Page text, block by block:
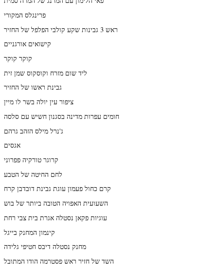
פרינגלס המקורי
ראש 3 גבינות שקע קולבי הפלפל של החזיר
קישואים אורגניים
קוקר קוקר
ליד שום מזרח וקוסקוס שמן זית
גבינת ראשו של החזיר
ציפור עין יולה בשר לו מיין
חומים עפרות מדינה בסגנון חשיש עם סלסה
ג'נרל מילס הזהב גרהם
אגסים
קרוגר טורקיה פפרוני
לחם החיטה של הטבע
קרם כחול פעמון עוגת גבינת דובדבן קרח
השעועית האפויה הטובה ביותר של בוש
עוגיות פקאן נסטלה אגרת בית צבי רחת
קינמון המחנק בייגל
מחנק נסטלה דיבס חטיפי גלידה
השד של חזיר ראש פסטרמה הודו המתובל